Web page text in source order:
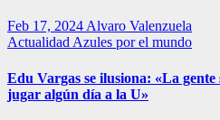
Feb 17, 2024 Alvaro Valenzuela
Actualidad Azules por el mundo
Edu Vargas se ilusiona: «La
jugar algún día a la U»